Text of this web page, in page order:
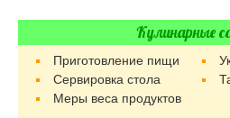
Кулинарные
Приготовление пищи
Сервировка стола
Меры веса продуктов